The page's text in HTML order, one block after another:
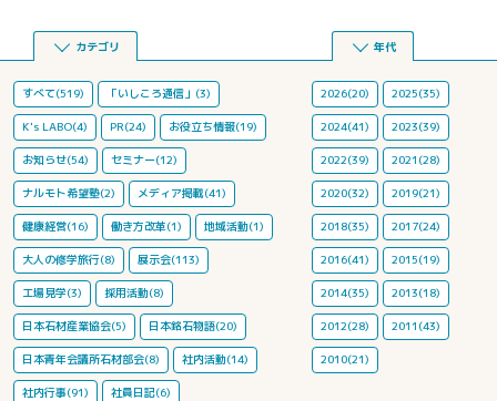
カテゴリ
すべて(519) 「いしころ通信」(3)
K's LABO(4) PR(24) お役立ち情報(19)
お知らせ(54) セミナー(12)
ナルモト希望塾(2) メディア掲載(41)
健康経営(16) 働き方改革(1) 地域活動(1)
大人の修学旅行(8) 展示会(113)
工場見学(3) 採用活動(8)
日本石材産業協会(5) 日本銘石物語(20)
日本青年会議所石材部会(8) 社内活動(14)
社内行事(91) 社員日記(6)
年代
2026(20) 2025(35)
2024(41) 2023(39)
2022(39) 2021(28)
2020(32) 2019(21)
2018(35) 2017(24)
2016(41) 2015(19)
2014(35) 2013(18)
2012(28) 2011(43)
2010(21)